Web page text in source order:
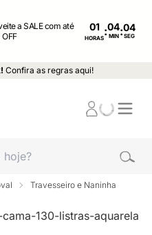
a SALE com até
01
HORAS: MIN : SEG
Confira as regras aqui!
Travesseiro e Naninha